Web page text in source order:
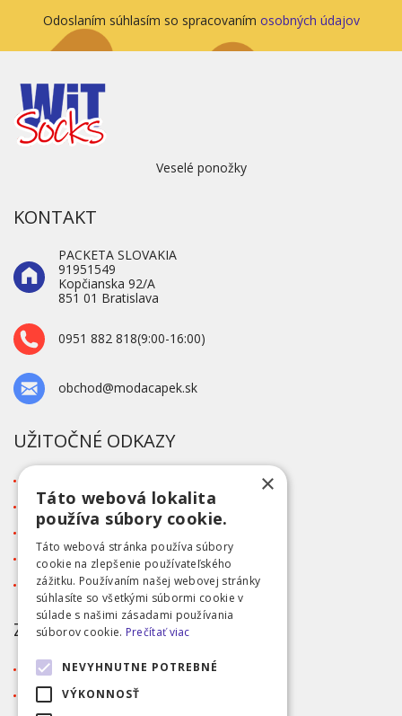
Odoslaním súhlasím so spracovaním osobných údajov
Veselé ponožky
KONTAKT
PACKETA SLOVAKIA
91951549
Kopčianska 92/A
851 01 Bratislava
0951 882 818(9:00-16:00)
obchod@modacapek.sk
UŽITOČNÉ ODKAZY
Blog
Kontakt
Tabuľka veľkostí
Ochrana osobných údajov GDPR
ZÁKAZNÍCKY SERVIS
Obchodné podmienky
Doprava a platba
×
Táto webová lokalita
používa súbory cookie.
Táto webová stránka používa súbory
cookie na zlepšenie používateľského
zážitku. Používaním našej webovej stránky
súhlasíte so všetkými súbormi cookie v
súlade s našimi zásadami používania
súborov cookie. Prečítať viac
NEVYHNUTNE POTREBNÉ
VÝKONNOSŤ